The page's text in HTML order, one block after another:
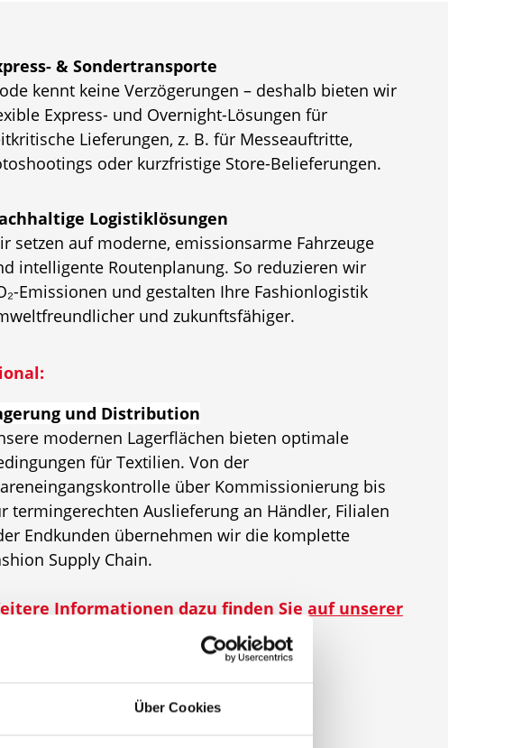
Über Cookies
& Sondertransporte
kennt keine Verzögerungen – deshalb bieten wir
Express- und Overnight-Lösungen für
Lieferungen, z. B. für Messeauftritte,
oder kurzfristige Store-Belieferungen.
Logistiklösungen
setzen auf moderne, emissionsarme Fahrzeuge
intelligente Routenplanung. So reduzieren wir
Emissionen und gestalten Ihre Fashionlogistik
und zukunftsfähiger.
und Distribution
modernen Lagerflächen bieten optimale
für Textilien. Von der
über Kommissionierung bis
termingerechten Auslieferung an Händler, Filialen
Endkunden übernehmen wir die komplette
Supply Chain.
Informationen dazu finden Sie auf unserer
"Lagerung von Textil- &